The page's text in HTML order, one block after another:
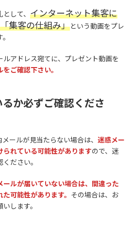
して、 インターネット集客に
集客の仕組み」という動画をプレ
ルアドレス宛てに、プレゼント動画を
をご確認下さい。
か必ずご確認くださ
ールが見当たらない場合は、 迷惑メー
れている可能性がありますので、迷
ださい。
ルが届いていない場合は、間違った
可能性があります。 その場合は、お
します。